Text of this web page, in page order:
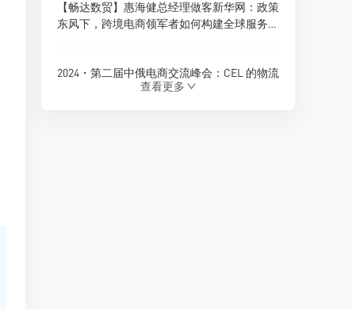
【畅达数贸】惠海健总经理做客新华网：政策
东风下，跨境电商领军者如何构建全球服务新
2024・第二届中俄电商交流峰会：CEL 的物流
创新与跨境电商新展望
查看更多